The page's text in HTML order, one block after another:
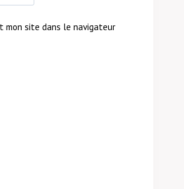
mon site dans le navigateur